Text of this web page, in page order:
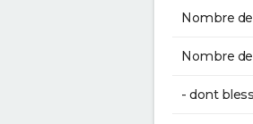
Nombre
Nombre
- dont